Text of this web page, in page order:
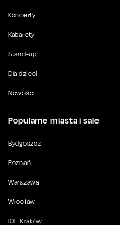
Koncerty
Kabarety
Stand-up
Dla dzieci
Nowości
Popularne miasta i sale
Bydgoszcz
Poznań
Warszawa
Wrocław
ICE Kraków